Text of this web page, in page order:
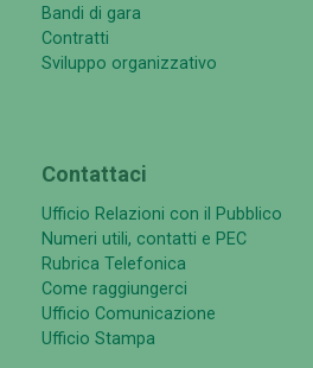
Bandi di gara
Contratti
Sviluppo organizzativo
Contattaci
Ufficio Relazioni con il Pubblico
Numeri utili, contatti e PEC
Rubrica Telefonica
Come raggiungerci
Ufficio Comunicazione
Ufficio Stampa